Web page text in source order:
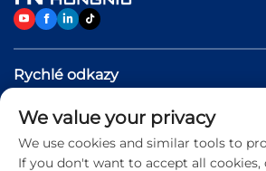
Rychlé odkazy
Produkty
We value your privacy
We use cookies and similar tools to
If you don't want to accept all cookies,